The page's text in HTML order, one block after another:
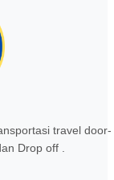
travel door-
Drop off .